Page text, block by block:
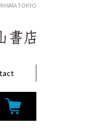
TOKYO